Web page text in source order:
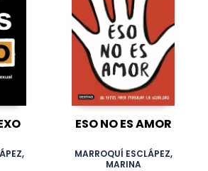
ESO NO ES AMOR
MARROQUÍ ESCLÁPEZ,
MARINA